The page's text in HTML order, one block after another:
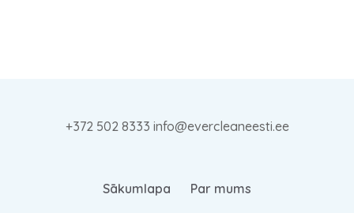
+372 502 8333 info@evercleaneesti.ee
Sākumlapa
Par mums